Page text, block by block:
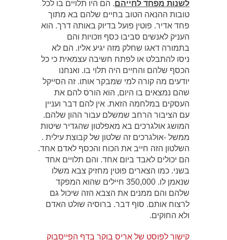
לשנות מפחד לחייהם. הם היו תלויים בו לכל
טובות ההנאה הטוב בחיים שלהם בא מתוך
פחד אדיר. פוטין פועל בדיוק באותה דרך. הוא
העניק לאנשים סביבו כסף וזכויות והם
בתמורה דאגו שחלק מזה יגיע אליו. הם לא
ניסו להתבלט או לפתח חשיבה עצמאית כי כל
הכסף שלהם והחיים היה תלוי בו. ואנחנו
יודעים מה קורה למי שמבקר אותו. זה הסייקל
שהם נמצאים בו היום, הוא הורס להם את
העסקים במלחמה הזאת. אין להם דבר ועניין
עם הציבור הרחב שמשלם עבור ההון שלהם.
המושג אולגרכים בא מאפלטון שהגדיר שיטות
ממשל -אולגרכים זה שלטון של קבוצת עילית .
השלטון הזה חייב את הכוח והכסף לאדם אחד.
הם יכולים לאבד ביום אחד. והם תלויים אחד
בשני. כמו הצארים פוטין מחזיק צבא משלו
שנאמן לו. 350,000 חיילים שהוא המפקד
שלהם והם ממנים את הצבא הזה שיכול גם
לרצוח אותם. סוף דבר. ברוסיה שולט האדם
ולא החוקים.
קישור לפוסט של אריס בוקר בדף הפייסבוק